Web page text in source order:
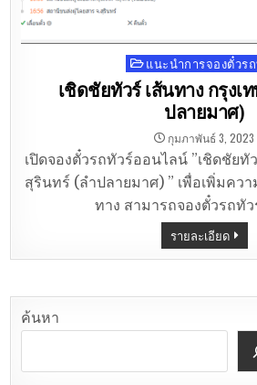
Posted
in
แนะนำการจองตั๋วร
เชิดชัยทัวร์ เส้นทาง กรุงเ
ปลายมาศ)
กุมภาพันธ์ 3, 2023
เปิดจองตั๋วรถทัวร์ออนไลน์ ”เชิดชัยทั
สุรินทร์ (ลำปลายมาศ) ” เพื่อเพิ่มคว
ทาง สามารถจองตั๋วรถทัว
รายละเอียด
ค้นหา